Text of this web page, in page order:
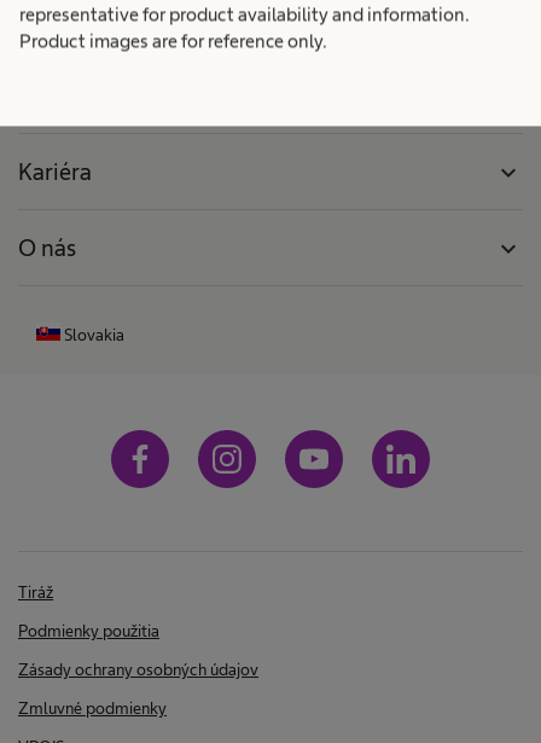
representative for product availability and information.
Product images are for reference only.
Produkty a riešenia
Kariéra expand_more
O nás expand_more
Slovakia
Tiráž
Podmienky použitia
Zásady ochrany osobných údajov
Zmluvné podmienky